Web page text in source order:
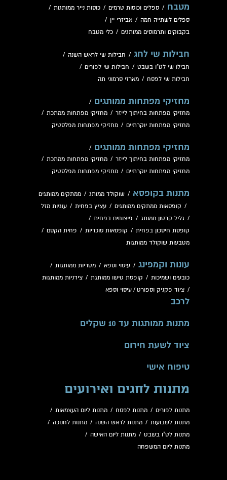
מטבח / ספלים וכוסות טרמים / כוסות נייר ממותגות /
ספלים לשתייה חמה / אביזרי יין /
בקבוקים ותרמוסים ממותגים / כלי מטבח
חבילות שי לחג / חבילות שי לראש השנה /
חבילו שי לט"ו בשבט / חבילות שי לפורים /
חבילות שי לפסח / מארזי סרמוני תה
מחזיקי מפתחות ממותגים /
מחזיקי מפתחות בחיתוך לייזר / מחזיקי מפתחות ממתכת /
מחזיקי מפתחות יוקרתיים / מחזיקי מפתחות מפלסטיק
מחזיקי מפתחות ממותגים /
מחזיקי מפתחות בחיתוך לייזר / מחזיקי מפתחות ממתכת /
מחזיקי מפתחות יוקרתיים / מחזיקי מפתחות מפלסטיק
מתנות בקופסא / שוקולד ממותג / ממתקים ממותגים
/ קופסאות ממתקים ממותגים / עציץ בפחית / עוגיות מזל
/ גליל קרטון ממותג / פיצוחים בפחית /
קופסת חיסכון בפחית / קופסאות סוכריות / פחית הקסם /
מטבעות שוקולד ממותגות
עונות וקמפינג / עיסוי וספא / מטריות ממותגות /
כובעים ושמיכות / קופסת טישו ממותגת / צידניות ממותגות
/ ציוד פקניק וספורט / עיסוי וספא
לרכב
מתנות ממותגות עד 10 שקלים
ציוד לשעת חירום
טיפוח אישי
מתנות לחגים ואירועים
מתנות לפורים / מתנות לפסח / מתנות ליום העצמאות /
מתנות לשבועות / מתנות לראש השנה / מתנות לחנוכה /
מתנות לט"ו בשבט / מתנות ליום האישה /
מתנות ליום המשפחה